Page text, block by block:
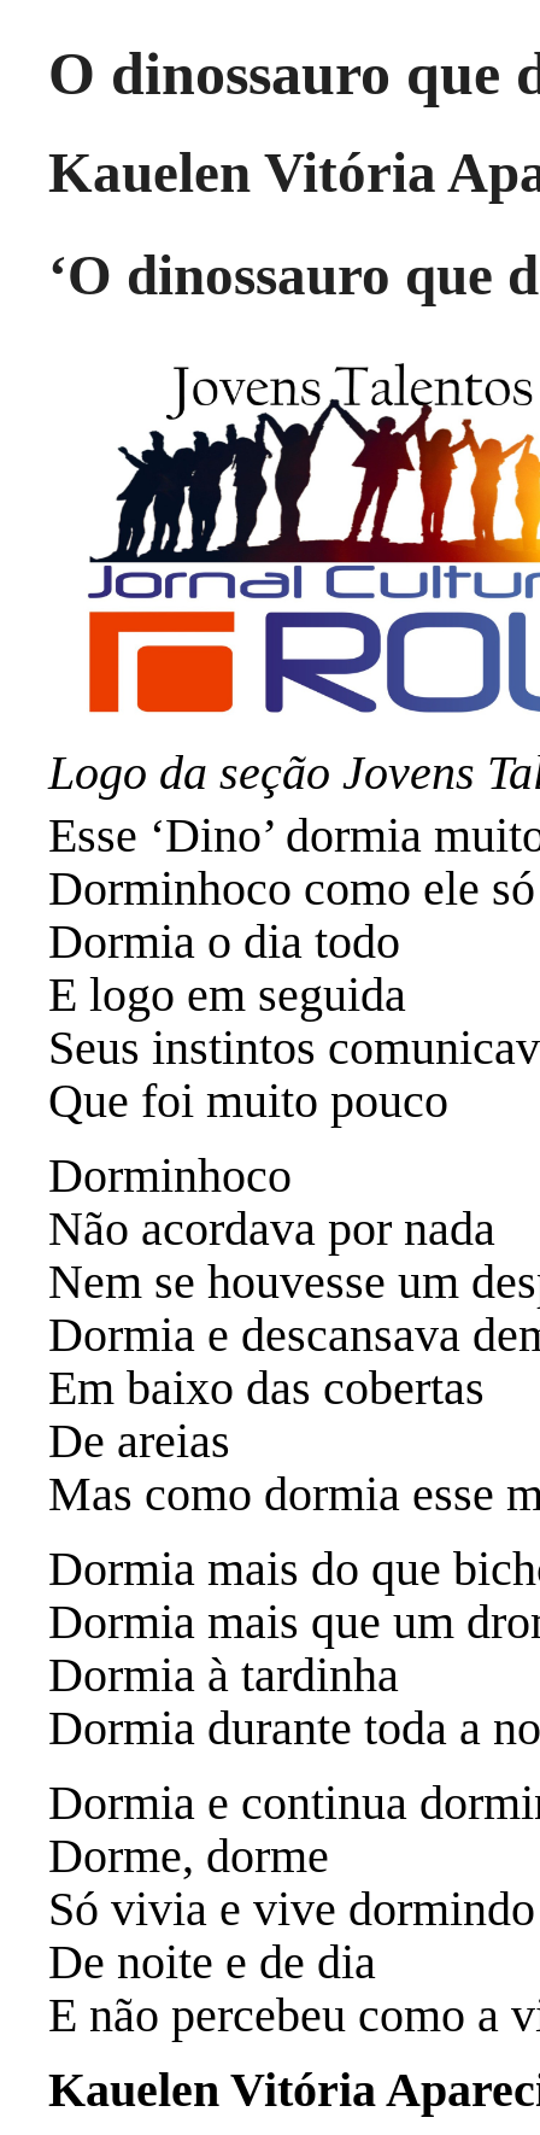
O dinossauro que
Kauelen Vitória
‘O dinossauro que
Logo da seção Jovens
Esse ‘Dino’ dormia
Dorminhoco como ele só
Dormia o dia todo
E logo em seguida
Seus instintos
Que foi muito pouco
Dorminhoco
Não acordava por nada
Nem se houvesse um
Dormia e descansava
Em baixo das cobertas
De areias
Mas como dormia esse
Dormia mais do que
Dormia mais que um
Dormia à tardinha
Dormia durante toda a
Dormia e continua
Dorme, dorme
Só vivia e vive dormindo
De noite e de dia
E não percebeu como a
Kauelen Vitória